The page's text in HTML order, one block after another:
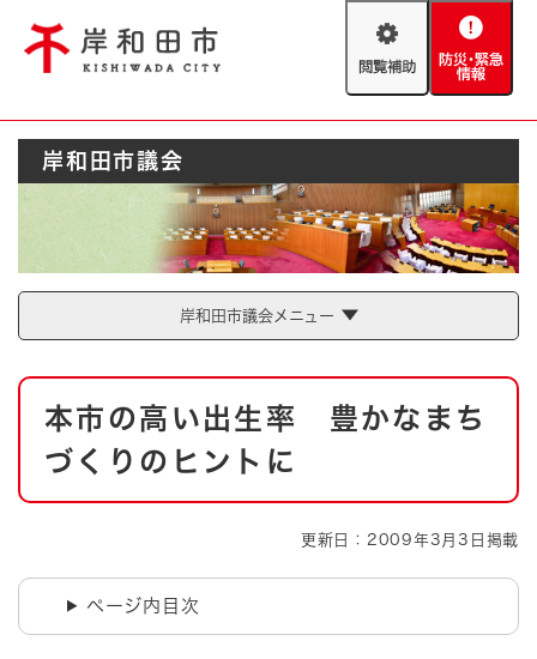
閲
助
防
緊
情
報
Foreign language
やさしい日本語
とじる
防災・緊急情報
ハザードマップ AED設置箇所
とじる
岸和田市議会
岸和田市議会メニュー
本
本市の高い出生率 豊かなまち
づくりのヒントに
更新日：2009年3月3日掲載
ページ内目次